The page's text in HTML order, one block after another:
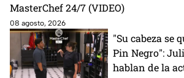
MasterChef 24/7 (VIDEO)
08 agosto, 2026
"Su cabeza se
Pin Negro":
hablan de la